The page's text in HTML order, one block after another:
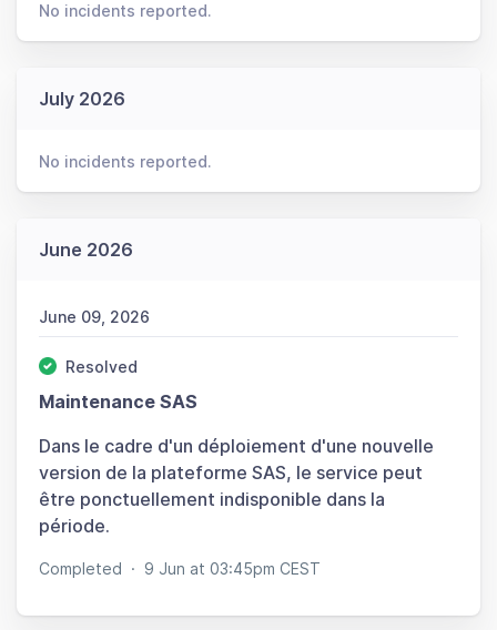
No incidents reported.
July 2026
No incidents reported.
June 2026
June 09, 2026
Resolved
Maintenance SAS
Dans le cadre d'un déploiement d'une nouvelle
version de la plateforme SAS, le service peut
être ponctuellement indisponible dans la
période.
Completed · 9 Jun at 03:45pm CEST